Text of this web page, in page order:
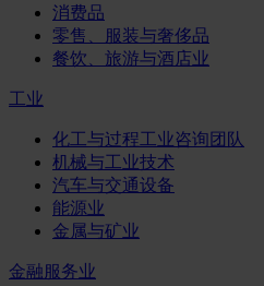
消费品
零售、服装与奢侈品
餐饮、旅游与酒店业
工业
化工与过程工业咨询团队
机械与工业技术
汽车与交通设备
能源业
金属与矿业
金融服务业